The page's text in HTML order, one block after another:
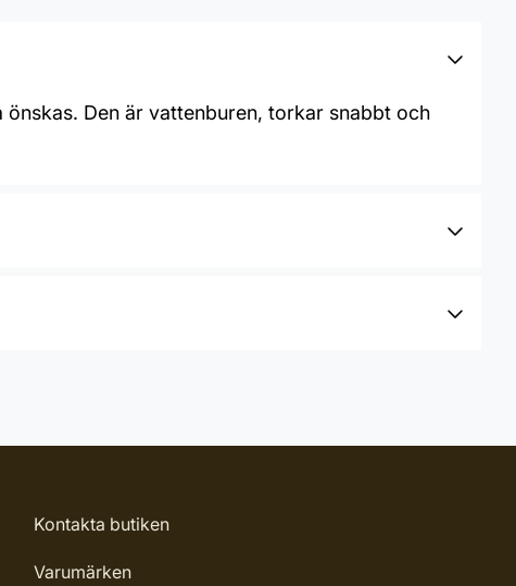
Den är vattenburen, torkar snabbt och
Kontakta butiken
Varumärken